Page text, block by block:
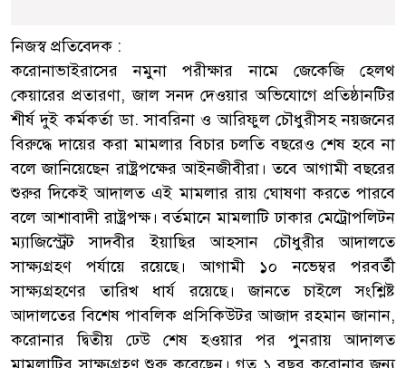
নিজস্ব প্রতিবেদক :
করোনাভাইরাসের নমুনা পরীক্ষার নামে জেকেজি হেলথ
কেয়ারের প্রতারণা, জাল সনদ দেওয়ার অভিযোগে প্রতিষ্ঠানটির
শীর্ষ দুই কর্মকর্তা ডা. সাবরিনা ও আরিফুল চৌধুরীসহ নয়জনের
বিরুদ্ধে দায়ের করা মামলার বিচার চলতি বছরেও শেষ হবে না
বলে জানিয়েছেন রাষ্ট্রপক্ষের আইনজীবীরা। তবে আগামী বছরের
শুরুর দিকেই আদালত এই মামলার রায় ঘোষণা করতে পারবে
বলে আশাবাদী রাষ্ট্রপক্ষ। বর্তমানে মামলাটি ঢাকার মেট্রোপলিটন
ম্যাজিস্ট্রেট সাদবীর ইয়াছির আহসান চৌধুরীর আদালতে
সাক্ষ্যগ্রহণ পর্যায়ে রয়েছে। আগামী ১০ নভেম্বর পরবর্তী
সাক্ষ্যগ্রহণের তারিখ ধার্য রয়েছে। জানতে চাইলে সংশ্লিষ্ট
আদালতের বিশেষ পাবলিক প্রসিকিউটর আজাদ রহমান জানান,
করোনার দ্বিতীয় ঢেউ শেষ হওয়ার পর পুনরায় আদালত